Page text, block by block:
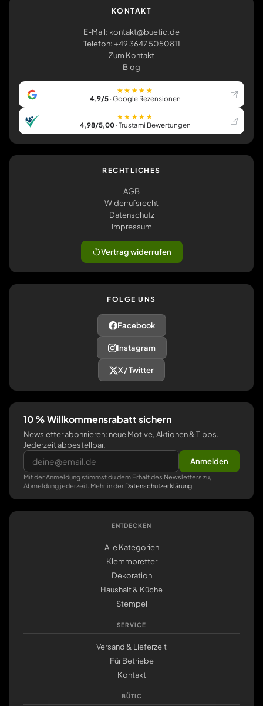
KONTAKT
E-Mail: kontakt@buetic.de
Telefon: +49 3647 5050811
Zum Kontakt
Blog
★★★★★
4,9/5· Google Rezensionen
★★★★★
4,98/5,00· Trustami Bewertungen
RECHTLICHES
AGB
Widerrufsrecht
Datenschutz
Impressum
Vertrag widerrufen
FOLGE UNS
Facebook
Instagram
X / Twitter
10 % Willkommensrabatt sichern
Newsletter abonnieren: neue Motive, Aktionen & Tipps.
Jederzeit abbestellbar.
Anmelden
Mit der Anmeldung stimmst du dem Erhalt des Newsletters zu,
Abmeldung jederzeit. Mehr in der Datenschutzerklärung
ENTDECKEN
Alle Kategorien
Klemmbretter
Dekoration
Haushalt & Küche
Stempel
SERVICE
Versand & Lieferzeit
Für Betriebe
Kontakt
BÜTIC